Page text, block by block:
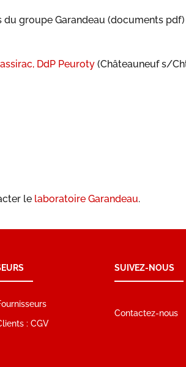
groupe Garandeau (documents pdf)
DdP Peuroty (Châteauneuf s/
le laboratoire Garandeau.
: CGV
SUIVEZ-NOUS
Contactez-nous